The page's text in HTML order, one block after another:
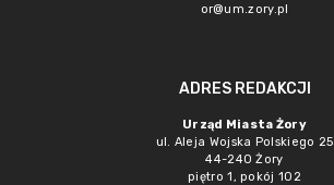
or@um.zory.pl
ADRES REDAKCJI
Urząd Miasta Żory
ul. Aleja Wojska Polskiego 25
44-240 Żory
piętro 1, pokój 102